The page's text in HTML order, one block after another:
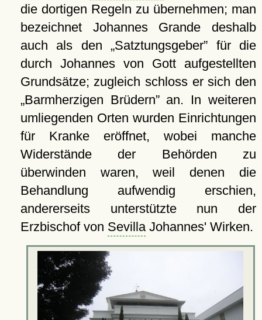
die dortigen Regeln zu übernehmen; man
bezeichnet Johannes Grande deshalb
auch als den Satztungsgeber
für die
durch Johannes von Gott aufgestellten
Grundsätze; zugleich schloss er sich den
Barmherzigen Brüdern an. In weiteren
umliegenden Orten wurden Einrichtungen
für Kranke eröffnet, wobei manche
Widerstände der Behörden zu
überwinden waren, weil denen die
Behandlung aufwendig erschien,
andererseits unterstützte nun der
Erzbischof von SevillaJohannes' Wirken.